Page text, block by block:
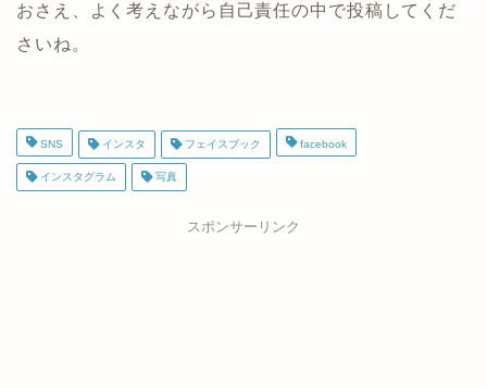
おさえ、よく考えながら自己責任の中で投稿してくだ
さいね。
SNS インスタ フェイスブック facebook
インスタグラム 写真
スポンサーリンク